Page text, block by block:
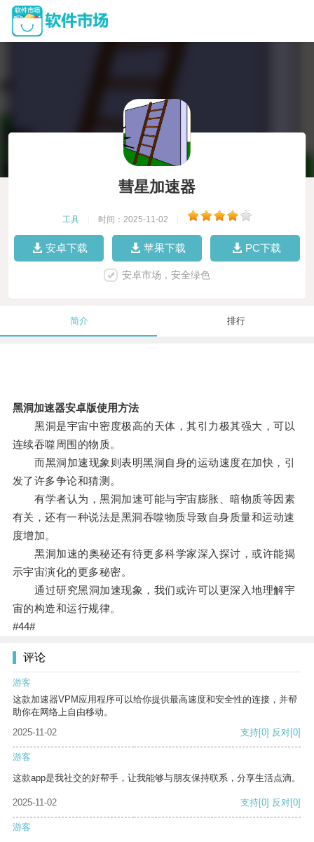
彗星加速器
工具 时间：2025-11-02
安卓下载 苹果下载 PC下载
安卓市场，安全绿色
简介 排行
黑洞加速器安卓版使用方法
黑洞是宇宙中密度极高的天体，其引力极其强大，可以
连续吞噬周围的物质。
而黑洞加速现象则表明黑洞自身的运动速度在加快，引
发了许多争论和猜测。
有学者认为，黑洞加速可能与宇宙膨胀、暗物质等因素
有关，还有一种说法是黑洞吞噬物质导致自身质量和运动速
度增加。
黑洞加速的奥秘还有待更多科学家深入探讨，或许能揭
示宇宙演化的更多秘密。
通过研究黑洞加速现象，我们或许可以更深入地理解宇
宙的构造和运行规律。
#44#
评论
游客
这款加速器VPM应用程序可以给你提供最高速度和安全性的连接，并帮
助你在网络上自由移动。
2025-11-02
支持[0] 反对[0]
游客
这款app是我社交的好帮手，让我能够与朋友保持联系，分享生活点滴。
2025-11-02 支持[0] 反对[0]
游客